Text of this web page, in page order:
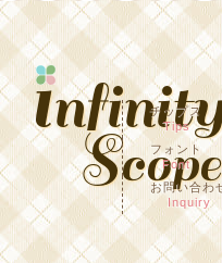
チップス
Tips
フォント
Font
お問い合わ
Inquiry